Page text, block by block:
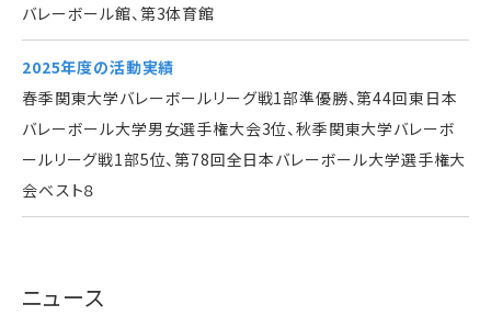
バレーボール館、第3体育館
2025年度の活動実績
春季関東大学バレーボールリーグ戦1部準優勝、第44回東日本
バレーボール大学男女選手権大会3位、秋季関東大学バレーボ
ールリーグ戦1部5位、第78回全日本バレーボール大学選手権大
会ベスト８
ニュース